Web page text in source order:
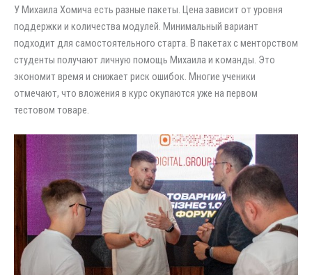
У Михаила Хомича есть разные пакеты. Цена зависит от уровня
поддержки и количества модулей. Минимальный вариант
подходит для самостоятельного старта. В пакетах с менторством
студенты получают личную помощь Михаила и команды. Это
экономит время и снижает риск ошибок. Многие ученики
отмечают, что вложения в курс окупаются уже на первом
тестовом товаре.